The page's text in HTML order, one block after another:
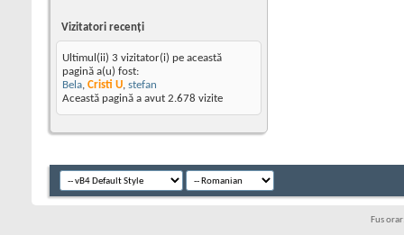
Vizitatori recenţi
Ultimul(ii) 3 vizitator(i) pe această
pagină a(u) fost:
Bela, Cristi U, stefan
Această pagină a avut 2.678 vizite
Fus